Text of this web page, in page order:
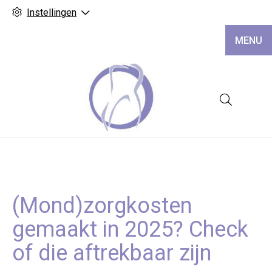
Instellingen
MENU
(Mond)zorgkosten
gemaakt in 2025? Check
of die aftrekbaar zijn